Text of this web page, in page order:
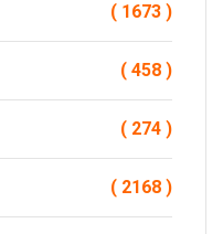
( 1673 )
( 458 )
( 274 )
( 2168 )